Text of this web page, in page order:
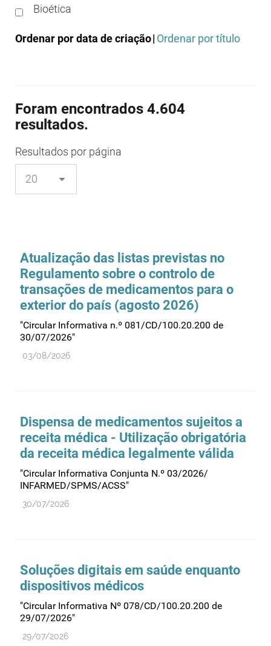
Bioética
Boas práticas de distribuição
Boas práticas de investigação
Boas práticas de laboratório
Boas práticas regulamentares
Certificação
Controlo de qualidade
Cosméticos
Dispensa
Dispositivos médicos
Exercício farmacêutico
Exportação
Fabricantes
Fabrico
Farmacovigilância
Hemoderivados
Importação
Informação estatística
Ordenar por data de criação| Ordenar por título
Foram encontrados 4.604
resultados.
Resultados por página
Atualização das listas previstas no
Regulamento sobre o controlo de
transações de medicamentos para o
exterior do país (agosto 2026)
"Circular Informativa n.º 081/CD/100.20.200 de
30/07/2026"
03/08/2026
Dispensa de medicamentos sujeitos a
receita médica - Utilização obrigatória
da receita médica legalmente válida
"Circular Informativa Conjunta N.º 03/2026/
INFARMED/SPMS/ACSS"
30/07/2026
Soluções digitais em saúde enquanto
dispositivos médicos
"Circular Informativa Nº 078/CD/100.20.200 de
29/07/2026"
29/07/2026